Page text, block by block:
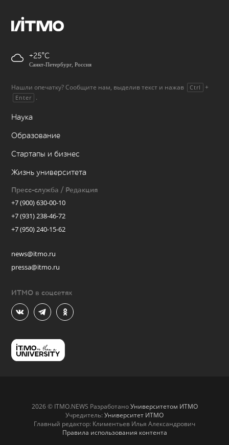
+25
Санкт-Петербург, Россия
Нашли опечатку? Сообщите нам, выделив текст и нажав Ctrl +
Enter .
Наука
Образование
Стартапы и бизнес
Жизнь университета
Пресс-служба / Редакция
+7 (900) 630-00-10
+7 (931) 238-46-72
+7 (950) 240-15-62
news@itmo.ru
pressa@itmo.ru
ИТМО в соцсетях
2026 © ITMO.NEWS РазработаноУниверситетом ИТМО
Учредитель: Университет ИТМО
Главный редактор: Климентьев Илья Александрович
Правила использования контента